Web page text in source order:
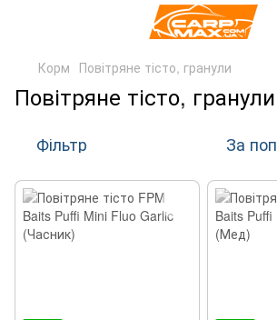
Корм Повітряне тісто, гранули
Повітряне тісто, гранули
Фільтр За